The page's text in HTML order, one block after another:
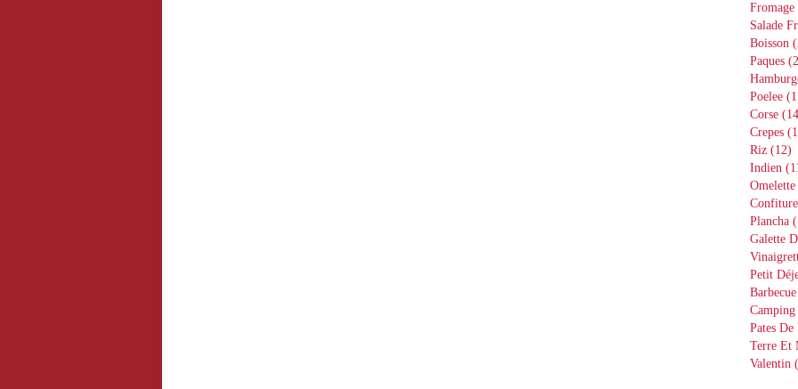
Fromage
Salade
Boisson
Paques
Poelee
Corse
Crepes
Riz (12)
Indien
Omelette
Confiture
Plancha
Galette
Petit
Barbecue
Camping
Pates
Terre Et
Valentin